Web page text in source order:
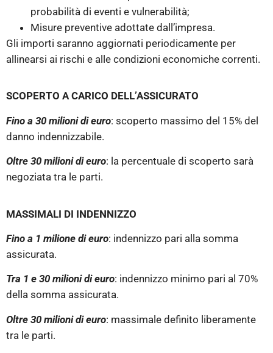
probabilità di eventi e vulnerabilità;
Misure preventive adottate dall’impresa.
Gli importi saranno aggiornati periodicamente per
allinearsi ai rischi e alle condizioni economiche correnti.
SCOPERTO A CARICO DELL’ASSICURATO
Fino a 30 milioni di euro: scoperto massimo del 15% del
danno indennizzabile.
Oltre 30 milioni di euro: la percentuale di scoperto sarà
negoziata tra le parti.
MASSIMALI DI INDENNIZZO
Fino a 1 milione di euro: indennizzo pari alla somma
assicurata.
Tra 1 e 30 milioni di euro: indennizzo minimo pari al 70%
della somma assicurata.
Oltre 30 milioni di euro: massimale definito liberamente
tra le parti.